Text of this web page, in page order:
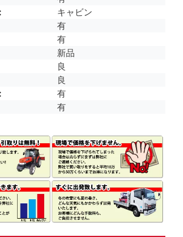
キャビン
有
有
新品
良
良
有
有